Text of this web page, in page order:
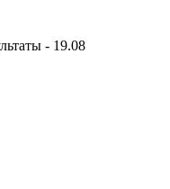
- 19.08